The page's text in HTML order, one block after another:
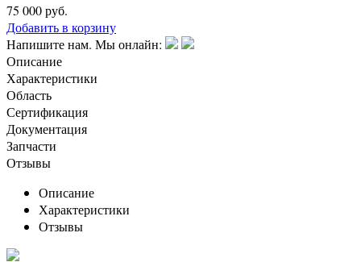
75 000руб.
Добавить в корзину
Напишите нам. Мы онлайн:
Описание
Характеристики
Область
Сертификация
Документация
Запчасти
Отзывы
Описание
Характеристики
Отзывы